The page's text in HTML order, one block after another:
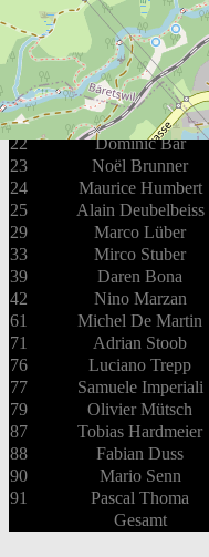
Thomas Hofer
7
Gabriele Cereghetti
8
Thomas Dietrich
10
Dallas Richard
13
Ramon Koefer
18
Peter Hofer
22
Dominic Bär
23
Noël Brunner
24
Maurice Humbert
25
Alain Deubelbeiss
29
Marco Lüber
33
Mirco Stuber
39
Daren Bona
42
Nino Marzan
61
Michel De Martin
71
Adrian Stoob
76
Luciano Trepp
77
Samuele Imperiali
79
Olivier Mütsch
87
Tobias Hardmeier
88
Fabian Duss
90
Mario Senn
91
Pascal Thoma
Gesamt